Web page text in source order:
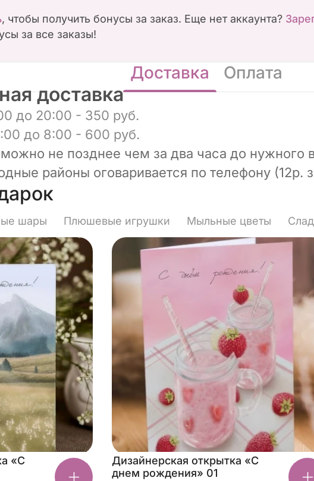
, чтобы получить бонусы за заказ. Еще нет аккаунта?
за все заказы!
Доставка Оплата
доставка
до 20:00 - 350 руб.
до 8:00 - 600 руб.
можно не позднее чем за два часа до нужного
районы оговаривается по телефону (12р.
шары Плюшевые игрушки Мыльные цветы
Дизайнерская открытка «С
днем рождения» 01